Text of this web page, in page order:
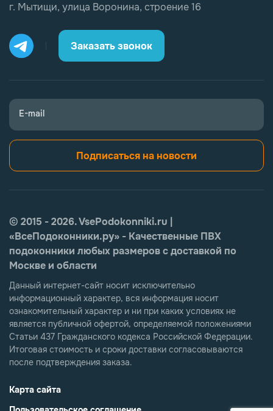
г. Мытищи, улица Воронина, строение 16
Заказать звонок
E-mail
Подписаться на новости
© 2015 - 2026. VsePodokonniki.ru |
«ВсеПодоконники.ру» - Качественные ПВХ
подоконники любых размеров с доставкой по
Москве и области
Данный интернет-сайт носит исключительно
информационный характер, вся информация носит
ознакомительный характер и ни при каких условиях не
является публичной офертой, определяемой положениями
Статьи 437 Гражданского кодекса Российской Федерации.
Итоговая стоимость и сроки доставки согласовываются
после подтверждения заказа.
Карта сайта